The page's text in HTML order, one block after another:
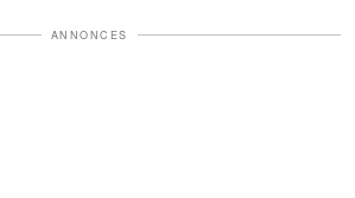
ANNONCES